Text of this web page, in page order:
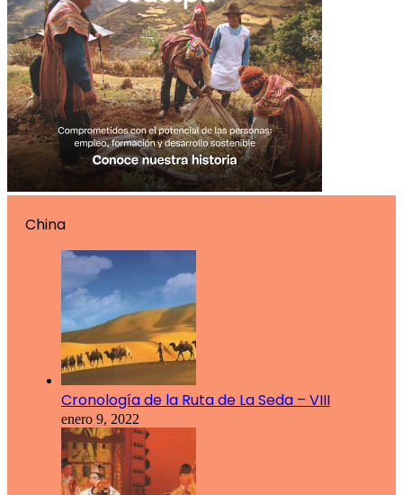
China
Cronología de la Ruta de La Seda – VIII
enero 9, 2022